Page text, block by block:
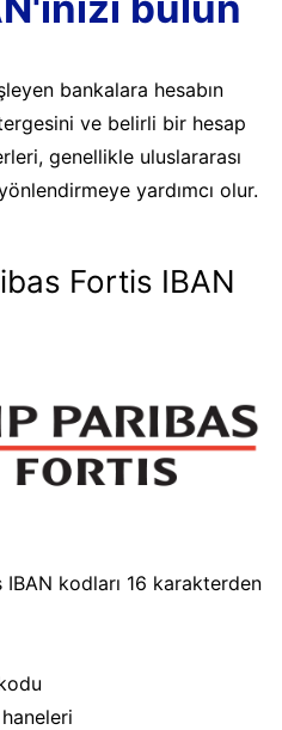
bankalara hesabın
ve belirli bir hesap
genellikle uluslararası
yardımcı olur.
Fortis IBAN
kodları 16 karakterden